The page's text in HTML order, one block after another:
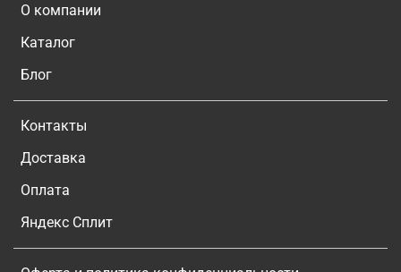
О компании
Каталог
Блог
Контакты
Доставка
Оплата
Яндекс Сплит